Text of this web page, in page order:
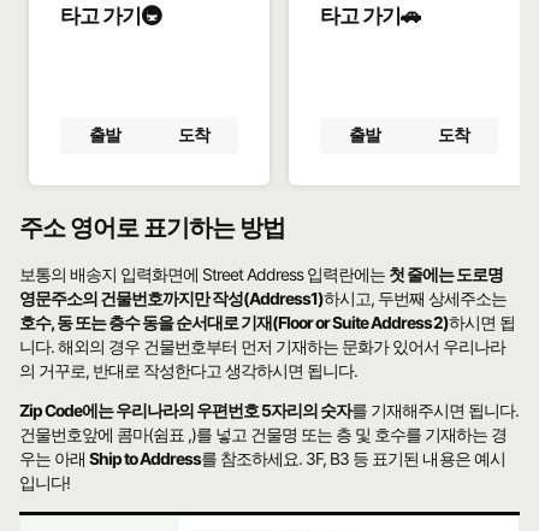
타고 가기🚇
출발 도착
타고 가기🚗
출발 도착
주소 영어로 표기하는 방법
보통의 배송지 입력화면에 Street Address 입력란에는 첫 줄에는 도로명
영문주소의 건물번호까지만 작성(Address1)하시고, 두번째 상세주소는
호수, 동 또는 층수 동을 순서대로 기재(Floor or Suite Address2)하시면 됩
니다. 해외의 경우 건물번호부터 먼저 기재하는 문화가 있어서 우리나라
의 거꾸로, 반대로 작성한다고 생각하시면 됩니다.
Zip Code에는 우리나라의 우편번호 5자리의 숫자를 기재해주시면 됩니다.
건물번호앞에 콤마(쉼표 ,)를 넣고 건물명 또는 층 및 호수를 기재하는 경
우는 아래Ship to Address를 참조하세요. 3F, B3 등 표기된 내용은 예시
입니다!